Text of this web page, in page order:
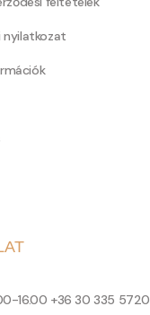
16.00 +36 30 335 5720